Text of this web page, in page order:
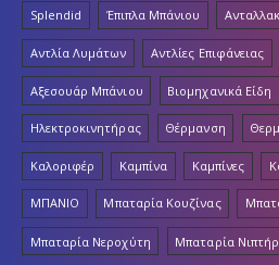
Splendid Έπιπλα Μπάνιου
Αντλία Λυμάτων Αντλίες Επιφάνειας
Αξεσουάρ Μπάνιου Βιομηχανικά Είδη
Ηλεκτροκινητήρας Θέρμανση
Καλοριφέρ Καμπίνα Καμπίνες
ΜΠΑΝΙΟ Μπαταρία Κουζίνας
Μπαταρία Νεροχύτη Μπαταρία